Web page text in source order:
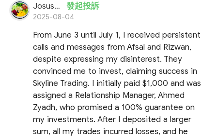
Josusteve 發起投訴
2025-08-04
From June 3 until July 1, I received persistent
calls and messages from Afsal and Rizwan,
despite expressing my disinterest. They
convinced me to invest, claiming success in
Skyline Trading. I initially paid $1,000 and was
assigned a Relationship Manager, Ahmed
Zyadh, who promised a 100% guarantee on
my investments. After I deposited a larger
sum, all my trades incurred losses, and he